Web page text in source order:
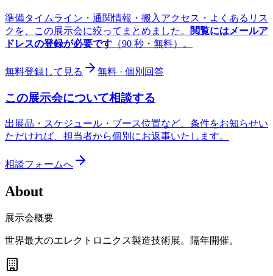
準備タイムライン・通関情報・搬入アクセス・よくあるリス
クを、この展示会に絞ってまとめました。
閲覧にはメールア
ドレスの登録が必要です （90 秒・無料）。
無料登録して見る 無料 · 個別回答
この展示会について相談する
出展品・スケジュール・ブース位置など、条件をお知らせい
ただければ、担当者から個別にお返事いたします。
相談フォームへ
About
展示会概要
世界最大のエレクトロニクス製造技術展。隔年開催。